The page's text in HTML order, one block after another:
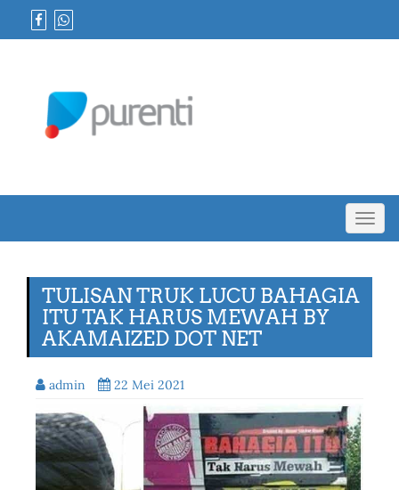
TULISAN TRUK LUCU BAHAGIA
ITU TAK HARUS MEWAH BY
AKAMAIZED DOT NET
admin 22 Mei 2021